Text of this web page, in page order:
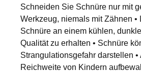
Schneiden Sie Schnüre nur mit
Werkzeug, niemals mit Zähnen •
Schnüre an einem kühlen,
Qualität zu erhalten • Schnüre
Strangulationsgefahr darstellen
Reichweite von Kindern